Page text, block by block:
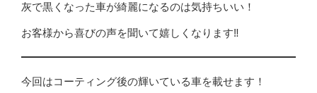
灰で黒くなった車が綺麗になるのは気持ちいい！
お客様から喜びの声を聞いて嬉しくなります‼️
今回はコーティング後の輝いている車を載せます！